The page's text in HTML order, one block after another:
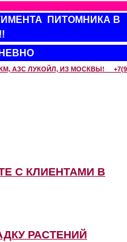
ПИТОМНИКА В
АЗС ЛУКОЙЛ, ИЗ МОСКВЫ!
С КЛИЕНТАМИ В
РАСТЕНИЙ